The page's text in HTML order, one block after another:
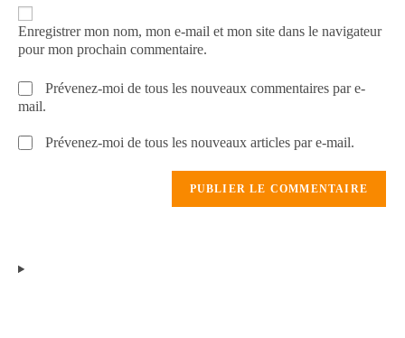
Enregistrer mon nom, mon e-mail et mon site dans le navigateur
pour mon prochain commentaire.
Prévenez-moi de tous les nouveaux commentaires par e-
mail.
Prévenez-moi de tous les nouveaux articles par e-mail.